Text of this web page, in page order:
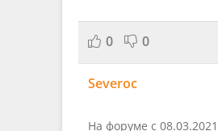
0 0
Severoc
На форуме с 08.03.2021